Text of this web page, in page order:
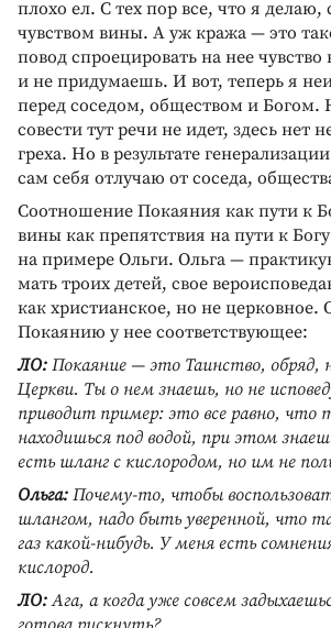
плохо ел. С тех пор все, что я делаю,
чувством вины. А уж кража — это
повод спроецировать на нее
и не придумаешь. И вот, теперь я
перед соседом, обществом и Богом.
совести тут речи не идет, здесь нет
греха. Но в результате
сам себя отлучаю от соседа,
Соотношение Покаяния как пути к
вины как препятствия на пути к
на примере Ольги. Ольга —
мать троих детей, свое
как христианское, но не
Покаянию у нее соответствующее:
ЛО: Покаяние — это Таинство, обряд,
Церкви. Ты о нем знаешь, но не
приводит пример: это все равно, что
находишься под водой, при этом
есть шланг с кислородом, но им не
Ольга: Почему-то, чтобы
шлангом, надо быть уверенной, что
газ какой-нибудь. У меня есть
кислород.
ЛО:Ага, а когда уже совсем